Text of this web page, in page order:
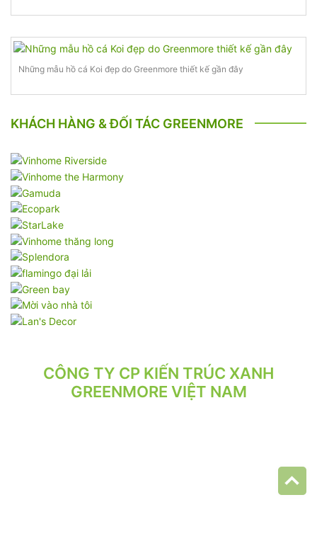
Những mẫu hồ cá Koi đẹp do Greenmore thiết kế gần đây
KHÁCH HÀNG & ĐỐI TÁC GREENMORE
CÔNG TY CP KIẾN TRÚC XANH
GREENMORE VIỆT NAM